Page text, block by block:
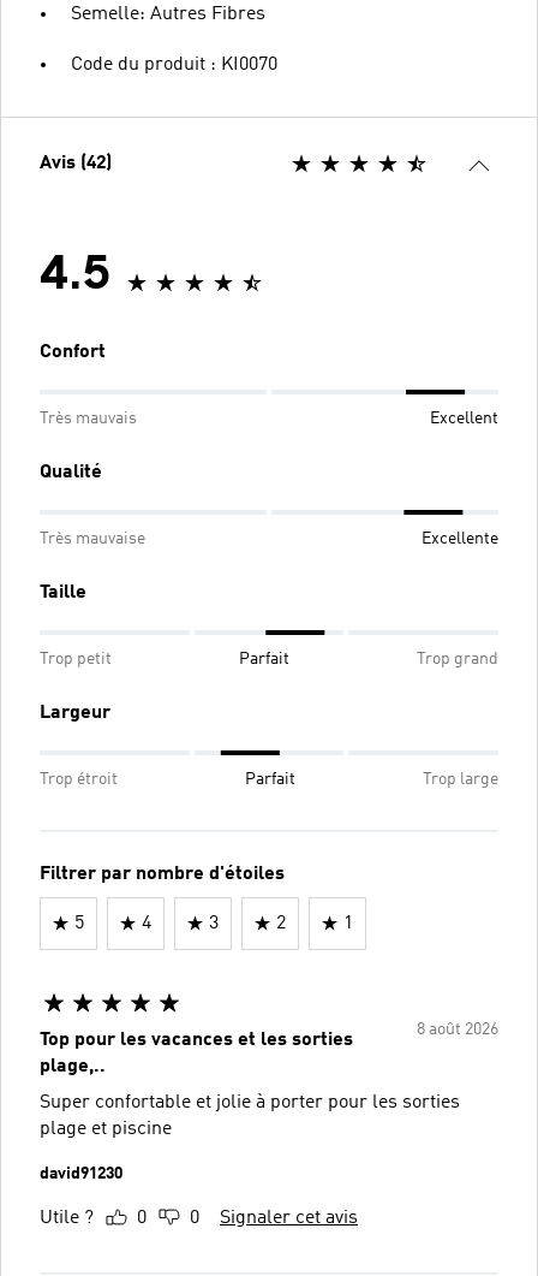
Semelle: Autres Fibres
Code du produit : KI0070
Avis (42)
4.5
Confort
Très mauvais Excellent
Qualité
Très mauvaise Excellente
Taille
Trop petit Parfait Trop grand
Largeur
Trop étroit Parfait Trop large
Filtrer par nombre d'étoiles
5 4 3 2 1
8 août 2026
Top pour les vacances et les sorties
plage,..
Super confortable et jolie à porter pour les sorties
plage et piscine
david91230
Utile ? 0 0 Signaler cet avis